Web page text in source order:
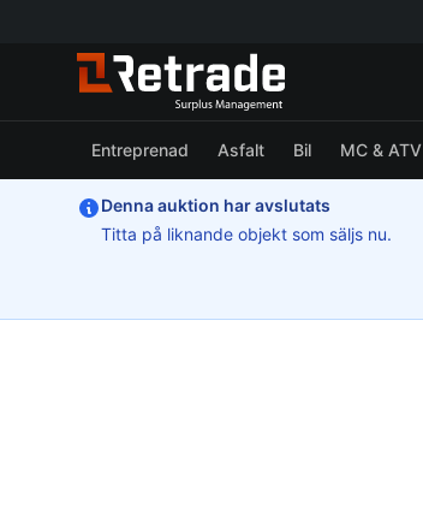
Entreprenad Asfalt Bil MC & ATV
Denna auktion har avslutats
Titta på liknande objekt som säljs nu.